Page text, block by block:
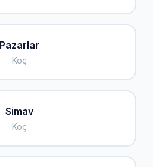
Pazarlar
Koç
Simav
Koç